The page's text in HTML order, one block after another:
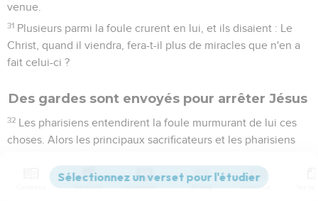
venue.
31 Plusieurs parmi la foule crurent en lui, et ils disaient : Le
Christ, quand il viendra, fera-t-il plus de miracles que n'en a
fait celui-ci ?
Des gardes sont envoyés pour arrêter Jésus
32 Les pharisiens entendirent la foule murmurant de lui ces
choses. Alors les principaux sacrificateurs et les pharisiens
Jésus dit : Je suis encore avec vous pour un peu de
Versions Commentaires Strong